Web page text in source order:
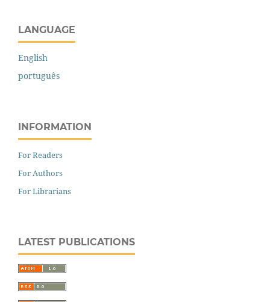
LANGUAGE
English
português
INFORMATION
For Readers
For Authors
For Librarians
LATEST PUBLICATIONS